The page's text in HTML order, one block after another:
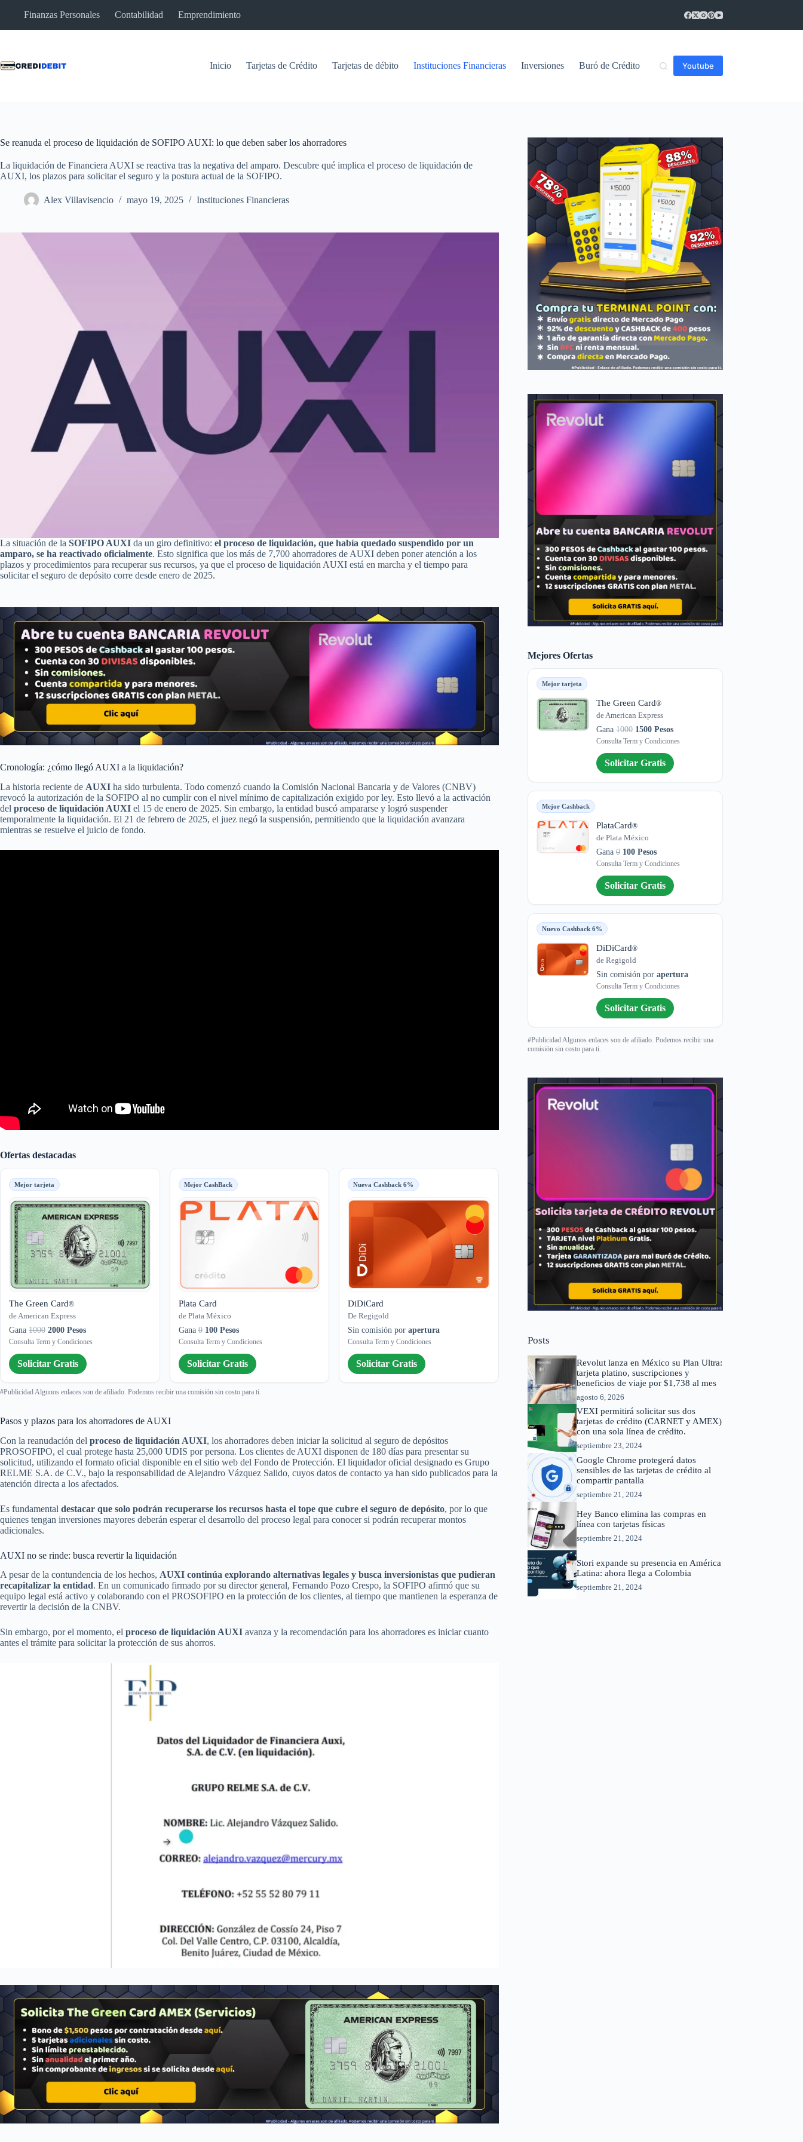
Finanzas Personales Contabilidad Emprendimiento
Inicio Tarjetas de Crédito Tarjetas de débito Instituciones Financieras Inversiones Buró de Crédito Youtube
Se reanuda el proceso de liquidación de SOFIPO AUXI: lo que deben saber los ahorradores
La liquidación de Financiera AUXI se reactiva tras la negativa del amparo. Descubre qué implica el proceso de liquidación de
AUXI, los plazos para solicitar el seguro y la postura actual de la SOFIPO.
Alex Villavisencio mayo 19, 2025 Instituciones Financieras
La situación de la SOFIPO AUXI da un giro definitivo: el proceso de liquidación, que había quedado suspendido por un
amparo, se ha reactivado oficialmente. Esto significa que los más de 7,700 ahorradores de AUXI deben poner atención a los
plazos y procedimientos para recuperar sus recursos, ya que el proceso de liquidación AUXI está en marcha y el tiempo para
solicitar el seguro de depósito corre desde enero de 2025.
Cronología: ¿cómo llegó AUXI a la liquidación?
La historia reciente de AUXI ha sido turbulenta. Todo comenzó cuando la Comisión Nacional Bancaria y de Valores (CNBV)
revocó la autorización de la SOFIPO al no cumplir con el nivel mínimo de capitalización exigido por ley. Esto llevó a la activación
del proceso de liquidación AUXI el 15 de enero de 2025. Sin embargo, la entidad buscó ampararse y logró suspender
temporalmente la liquidación. El 21 de febrero de 2025, el juez negó la suspensión, permitiendo que la liquidación avanzara
mientras se resuelve el juicio de fondo.
Ofertas destacadas
Mejor tarjeta
The Green Card®
de American Express
Gana 1000 2000 Pesos
Consulta Term y Condiciones
Solicitar Gratis
Mejor CashBack
Plata Card
de Plata México
Gana0 100 Pesos
Consulta Term y Condiciones
Solicitar Gratis
Nueva Cashback 6%
DiDiCard
De Regigold
Sin comisión porapertura
Consulta Term y Condiciones
Solicitar Gratis
#Publicidad Algunos enlaces son de afiliado. Podemos recibir una comisión sin costo para ti.
Pasos y plazos para los ahorradores de AUXI
Con la reanudación del proceso de liquidación AUXI, los ahorradores deben iniciar la solicitud al seguro de depósitos
PROSOFIPO, el cual protege hasta 25,000 UDIS por persona. Los clientes de AUXI disponen de 180 días para presentar su
solicitud, utilizando el formato oficial disponible en el sitio web del Fondo de Protección. El liquidador oficial designado es Grupo
RELME S.A. de C.V., bajo la responsabilidad de Alejandro Vázquez Salido, cuyos datos de contacto ya han sido publicados para la
atención directa a los afectados.
Es fundamental destacar que solo podrán recuperarse los recursos hasta el tope que cubre el seguro de depósito, por lo que
quienes tengan inversiones mayores deberán esperar el desarrollo del proceso legal para conocer si podrán recuperar montos
adicionales.
AUXI no se rinde: busca revertir la liquidación
A pesar de la contundencia de los hechos, AUXI continúa explorando alternativas legales y busca inversionistas que pudieran
recapitalizar la entidad. En un comunicado firmado por su director general, Fernando Pozo Crespo, la SOFIPO afirmó que su
equipo legal está activo y colaborando con el PROSOFIPO en la protección de los clientes, al tiempo que mantienen la esperanza de
revertir la decisión de la CNBV.
Sin embargo, por el momento, el proceso de liquidación AUXI avanza y la recomendación para los ahorradores es iniciar cuanto
antes el trámite para solicitar la protección de sus ahorros.
Mejores Ofertas
Mejor tarjeta
The Green Card®
de American Express
Gana1000 1500 Pesos
Consulta Term y Condiciones
Solicitar Gratis
Mejor Cashback
PlataCard®
de Plata México
Gana0 100 Pesos
Consulta Term y Condiciones
Solicitar Gratis
Nuevo Cashback 6%
DiDiCard®
de Regigold
Sin comisión porapertura
Consulta Term y Condiciones
Solicitar Gratis
#Publicidad Algunos enlaces son de afiliado. Podemos recibir una
comisión sin costo para ti.
Posts
Revolut lanza en México su Plan Ultra:
tarjeta platino, suscripciones y
beneficios de viaje por $1,738 al mes
agosto 6, 2026
VEXI permitirá solicitar sus dos
tarjetas de crédito (CARNET y AMEX)
con una sola línea de crédito.
septiembre 23, 2024
Google Chrome protegerá datos
sensibles de las tarjetas de crédito al
compartir pantalla
septiembre 21, 2024
Hey Banco elimina las compras en
línea con tarjetas físicas
septiembre 21, 2024
Stori expande su presencia en América
Latina: ahora llega a Colombia
septiembre 21, 2024